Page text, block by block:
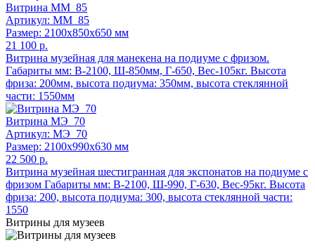
Витрина ММ_85
Артикул: ММ_85
Размер: 2100x850x650 мм
21 100 р.
Витрина музейная для манекена на подиуме с фризом.
Габариты мм: В-2100, Ш-850мм, Г-650, Вес-105кг. Высота
фриза: 200мм, высота подиума: 350мм, высота стеклянной
части: 1550мм
Витрина МЭ_70
Артикул: МЭ_70
Размер: 2100x990x630 мм
22 500 р.
Витрина музейная шестигранная для экспонатов на подиуме с
фризом Габариты мм: В-2100, Ш-990, Г-630, Вес-95кг. Высота
фриза: 200, высота подиума: 300, высота стеклянной части:
1550
Витрины для музеев